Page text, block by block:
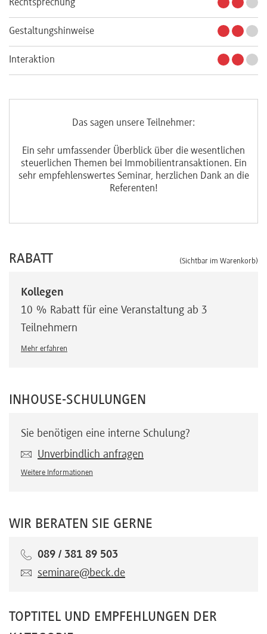
Rechtsprechung
Gestaltungshinweise
Interaktion
Das sagen unsere Teilnehmer:
Ein sehr umfassender Überblick über die wesentlichen
steuerlichen Themen bei Immobilientransaktionen. Ein
sehr empfehlenswertes Seminar, herzlichen Dank an die
Referenten!
RABATT (Sichtbar im Warenkorb)
Kollegen
10 % Rabatt für eine Veranstaltung ab 3
Teilnehmern
Mehr erfahren
INHOUSE-SCHULUNGEN
Sie benötigen eine interne Schulung?
Unverbindlich anfragen
Weitere Informationen
WIR BERATEN SIE GERNE
089 / 381 89 503
seminare@beck.de
TOPTITEL UND EMPFEHLUNGEN DER